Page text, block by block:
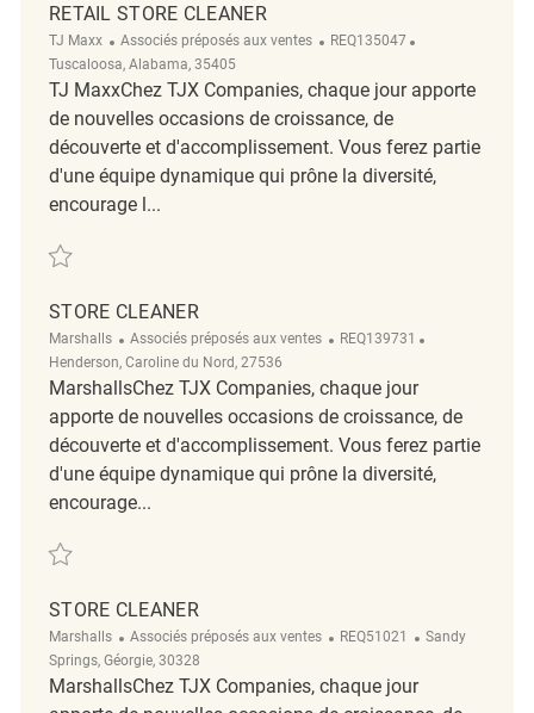
RETAIL STORE CLEANER
TJ Maxx Catégorie
Associés préposés aux ventes ReqId
REQ135047
Tuscaloosa, Alabama, 35405
TJ MaxxChez TJX Companies, chaque jour apporte
de nouvelles occasions de croissance, de
découverte et d'accomplissement. Vous ferez partie
d'une équipe dynamique qui prône la diversité,
encourage l...
Sauvegarder Retail Store Cleaner REQ135047
STORE CLEANER
Marshalls Catégorie
Associés préposés aux ventes ReqId
REQ139731
Henderson, Caroline du Nord, 27536
MarshallsChez TJX Companies, chaque jour
apporte de nouvelles occasions de croissance, de
découverte et d'accomplissement. Vous ferez partie
d'une équipe dynamique qui prône la diversité,
encourage...
Sauvegarder Store Cleaner REQ139731
STORE CLEANER
Marshalls Catégorie
Associés préposés aux ventes ReqId
REQ51021 Emplacement
Sandy
Springs, Géorgie, 30328
MarshallsChez TJX Companies, chaque jour